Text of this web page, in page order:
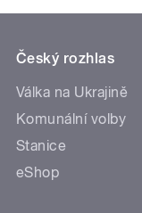
Český rozhlas
Válka na Ukrajině
Komunální volby
Stanice
eShop